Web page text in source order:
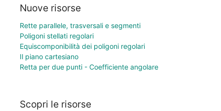
Nuove risorse
Rette parallele, trasversali e segmenti
Poligoni stellati regolari
Equiscomponibilità dei poligoni regolari
Il piano cartesiano
Retta per due punti - Coefficiente angolare
Scopri le risorse